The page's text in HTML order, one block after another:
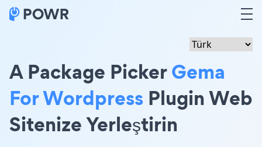
A Package PickerGema
For Wordpress Plugin Web
Sitenize Yerleştirin